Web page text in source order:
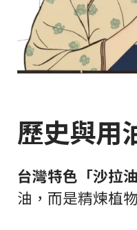
歷史與用
台灣特色「沙拉油
油，而是精煉植